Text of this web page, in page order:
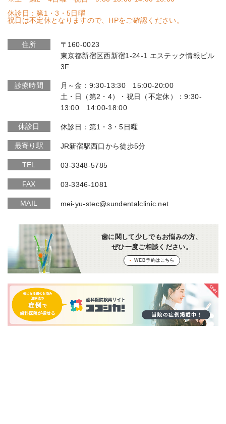
休診日：第1・3・5日曜
祝日は不定休となりますので、HPをご確認ください。
住所
〒160-0023
東京都新宿区西新宿1-24-1 エステック情報ビル
3F
診療時間
月～金：9:30-13:30 15:00-20:00
土・日（第2・4）・祝日（不定休）：9:30-
13:00 14:00-18:00
休診日 休診日：第1・3・5日曜
最寄り駅 JR新宿駅西口から徒歩5分
TEL 03-3348-5785
FAX 03-3346-1081
MAIL mei-yu-stec@sundentalclinic.net
歯に関して少しでもお悩みの方、
ぜひ一度ご相談ください。
WEB予約はこちら